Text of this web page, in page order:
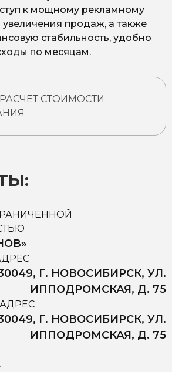
к мощному рекламному
увеличения продаж, а также
стабильность, удобно
по месяцам.
СТОИМОСТИ
Г. НОВОСИБИРСК, УЛ.
ИППОДРОМСКАЯ, Д. 75
Г. НОВОСИБИРСК, УЛ.
ИППОДРОМСКАЯ, Д. 75